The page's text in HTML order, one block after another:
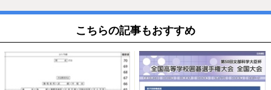
こちらの記事もおすすめ